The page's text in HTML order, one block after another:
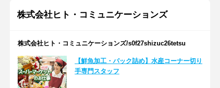
株式会社ヒト・コミュニケーションズ
株式会社ヒト・コミュニケーションズ/s0f27shizuc26tetsu
【鮮魚加工・パック詰め】水産コーナー切り
手専門スタッフ